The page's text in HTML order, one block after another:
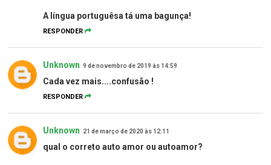
A língua portuguêsa tá uma bagunça!
RESPONDER
Unknown 9 de novembro de 2019 às 14:59
Cada vez mais....confusão !
RESPONDER
Unknown 21 de março de 2020 às 12:11
qual o correto auto amor ou autoamor?